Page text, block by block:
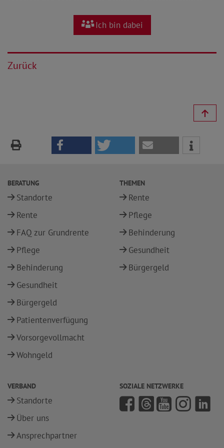
Ich bin dabei
Zurück
BERATUNG
Standorte
Rente
FAQ zur Grundrente
Pflege
Behinderung
Gesundheit
Bürgergeld
Patientenverfügung
Vorsorgevollmacht
Wohngeld
THEMEN
Rente
Pflege
Behinderung
Gesundheit
Bürgergeld
VERBAND
Standorte
Über uns
Ansprechpartner
SOZIALE NETZWERKE